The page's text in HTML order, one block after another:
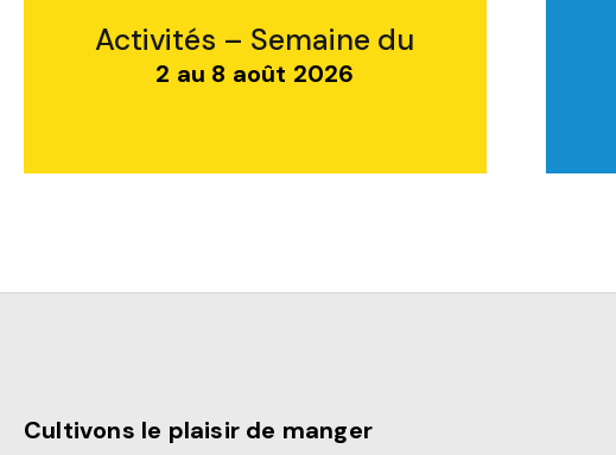
Activités – Semaine du
2 au 8 août 2026
Cultivons le plaisir de manger